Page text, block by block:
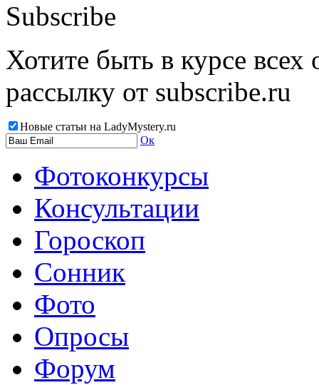
Subscribe
Хотите быть в курсе
рассылку от subscribe.ru
Новые статьи на LadyMystery.ru
Ок
Фотоконкурсы
Консультации
Гороскоп
Сонник
Фото
Опросы
Форум